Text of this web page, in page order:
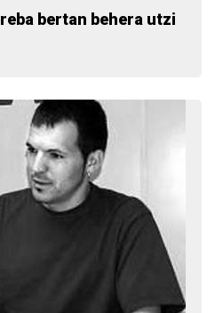
bertan behera utzi